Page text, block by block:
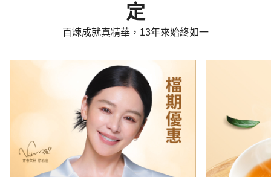
定
百煉成就真精華，13年來始終如一